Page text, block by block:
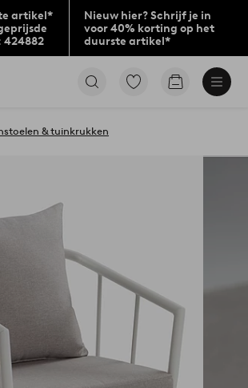
artikel*
424882
Nieuw hier? Schrijf je in
voor 40% korting op het
duurste artikel*
Ga
Go
& tuinkrukken